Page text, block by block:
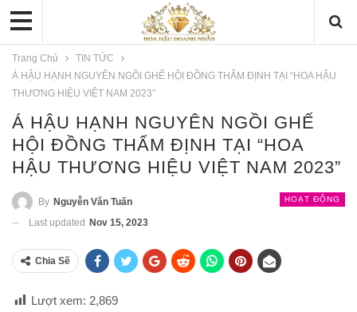
Trang Chủ
TIN TỨC
Á HẬU HẠNH NGUYÊN NGỒI GHẾ HỘI ĐỒNG THẨM ĐỊNH TẠI “HOA HẬU
THƯƠNG HIỆU VIỆT NAM 2023”
Á HẬU HẠNH NGUYÊN NGỒI GHẾ
HỘI ĐỒNG THẨM ĐỊNH TẠI “HOA
HẬU THƯƠNG HIỆU VIỆT NAM 2023”
HOẠT ĐỘNG
By Nguyễn Văn Tuấn
Last updated
Nov 15, 2023
Chia Sẽ
Lượt xem: 2,869